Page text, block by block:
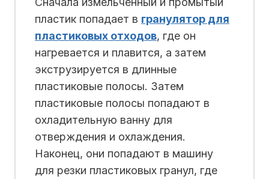
пластик попадает в гранулятор для
пластиковых отходов, где он
нагревается и плавится, а затем
экструзируется в длинные
пластиковые полосы. Затем
пластиковые полосы попадают в
охладительную ванну для
отверждения и охлаждения.
Наконец, они попадают в машину
для резки пластиковых гранул, где